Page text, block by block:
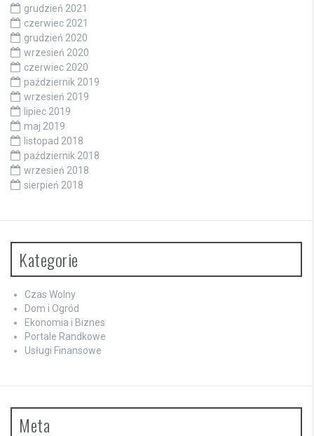
grudzień 2021
czerwiec 2021
grudzień 2020
wrzesień 2020
czerwiec 2020
październik 2019
wrzesień 2019
lipiec 2019
maj 2019
listopad 2018
październik 2018
wrzesień 2018
sierpień 2018
Kategorie
Czas Wolny
Dom i Ogród
Ekonomia i Biznes
Portale Randkowe
Usługi Finansowe
Meta